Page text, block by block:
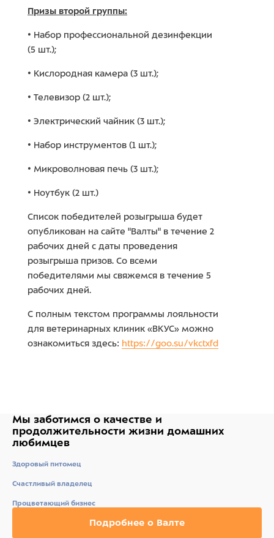
Призы второй группы:
• Набор профессиональной дезинфекции
(5 шт.);
• Кислородная камера (3 шт.);
• Телевизор (2 шт.);
• Электрический чайник (3 шт.);
• Набор инструментов (1 шт.);
• Микроволновая печь (3 шт.);
• Ноутбук (2 шт.)
Список победителей розыгрыша будет
опубликован на сайте "Валты" в течение 2
рабочих дней с даты проведения
розыгрыша призов. Со всеми
победителями мы свяжемся в течение 5
рабочих дней.
С полным текстом программы лояльности
для ветеринарных клиник «ВКУС» можно
ознакомиться здесь: https://goo.su/vkctxfd
Мы заботимся о качестве и
продолжительности жизни домашних
любимцев
Здоровый питомец
Счастливый владелец
Процветающий бизнес
Подробнее о Валте